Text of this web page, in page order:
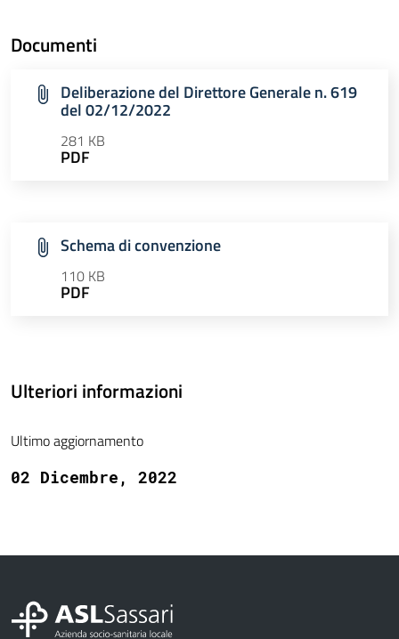
Documenti
Deliberazione del Direttore Generale n. 619
del 02/12/2022
281 KB
PDF
Schema di convenzione
110 KB
PDF
Ulteriori informazioni
Ultimo aggiornamento
02 Dicembre, 2022